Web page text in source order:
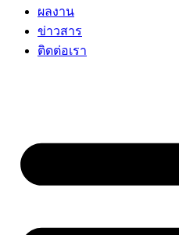
ผลงาน
ข่าวสาร
ติดต่อเรา